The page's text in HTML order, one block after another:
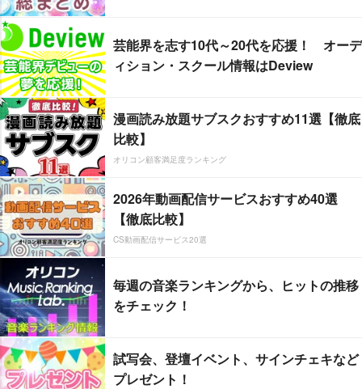
芸能界を志す10代～20代を応援！ オーデ
ィション・スクール情報はDeview
漫画読み放題サブスクおすすめ11選【徹底
比較】
オリコン顧客満足度ランキング
2026年動画配信サービスおすすめ40選
【徹底比較】
CS動画配信サービス20選
毎週の音楽ランキングから、ヒットの推移
をチェック！
試写会、登壇イベント、サインチェキなど
プレゼント！